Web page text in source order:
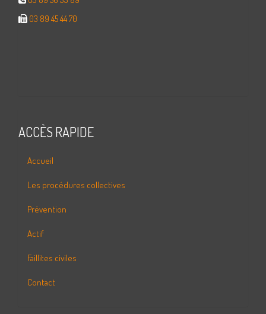
03 89 45 44 70
ACCÈS RAPIDE
Accueil
Les procédures collectives
Prévention
Actif
Faillites civiles
Contact